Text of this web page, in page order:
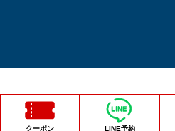
クーポン LINE予約